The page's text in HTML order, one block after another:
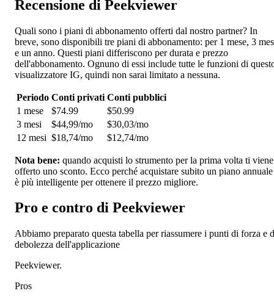
Recensione di Peekviewer
Quali sono i piani di abbonamento offerti dal nostro partner? In
breve, sono disponibili tre piani di abbonamento: per 1 mese, 3
e un anno. Questi piani differiscono per durata e prezzo
dell'abbonamento. Ognuno di essi include tutte le funzioni di
visualizzatore IG, quindi non sarai limitato a nessuna.
Periodo Conti privati Conti pubblici
1 mese
$74.99
$50.99
3 mesi
$44,99/mo
$30,03/mo
12 mesi $18,74/mo $12,74/mo
Nota bene: quando acquisti lo strumento per la prima volta ti viene
offerto uno sconto. Ecco perché acquistare subito un piano annuale
è più intelligente per ottenere il prezzo migliore.
Pro e contro di Peekviewer
Abbiamo preparato questa tabella per riassumere i punti di forza e
debolezza dell'applicazione
Peekviewer.
Pros